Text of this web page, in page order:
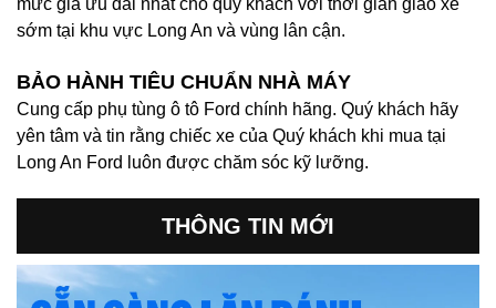
mức giá ưu đãi nhất cho quý khách với thời gian giao xe
sớm tại khu vực Long An và vùng lân cận.
BẢO HÀNH TIÊU CHUẨN NHÀ MÁY
Cung cấp phụ tùng ô tô Ford chính hãng. Quý khách hãy
yên tâm và tin rằng chiếc xe của Quý khách khi mua tại
Long An Ford luôn được chăm sóc kỹ lưỡng.
THÔNG TIN MỚI